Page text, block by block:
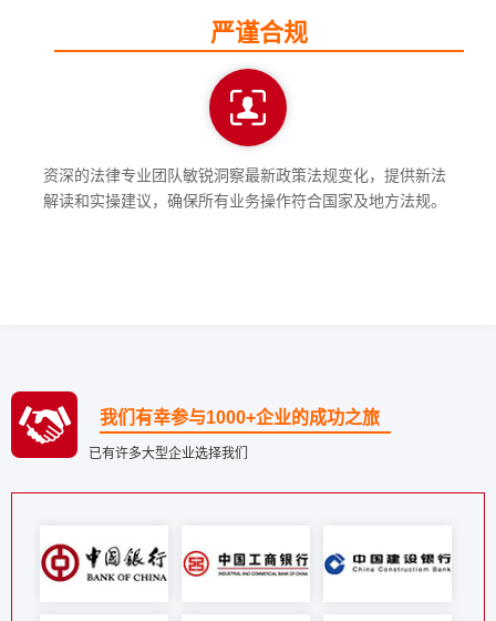
严谨合规
资深的法律专业团队敏锐洞察最新政策法规变化，提供新法
解读和实操建议，确保所有业务操作符合国家及地方法规。
我们有幸参与1000+企业的成功之旅
已有许多大型企业选择我们